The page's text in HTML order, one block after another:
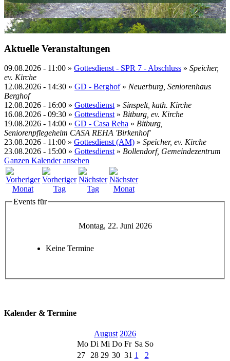
Aktuelle Veranstaltungen
09.08.2026 - 11:00 » Gottesdienst - SPR 7 - Abschluss » Speicher,
ev. Kirche
12.08.2026 - 14:30 » GD - Berghof» Neuerburg, Seniorenhaus
Berghof
12.08.2026 - 16:00 » Gottesdienst» Sinspelt, kath. Kirche
16.08.2026 - 09:30 » Gottesdienst» Bitburg, ev. Kirche
19.08.2026 - 14:00 » GD - Casa Reha » Bitburg,
Seniorenpflegeheim CASA REHA 'Birkenhof'
23.08.2026 - 11:00 » Gottesdienst (AM) » Speicher, ev. Kirche
23.08.2026 - 15:00 » Gottesdienst» Bollendorf, Gemeindezentrum
Ganzen Kalender ansehen
Events für
Montag, 22. Juni 2026
Keine Termine
Kalender & Termine
August 2026
Mo Di Mi Do Fr Sa So
27
28 29 30 31 1
2